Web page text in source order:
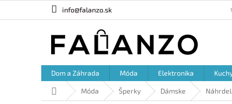
info@falanzo.sk
Dom a Záhrada Móda Elektronika
DomovMóda Šperky Dámske